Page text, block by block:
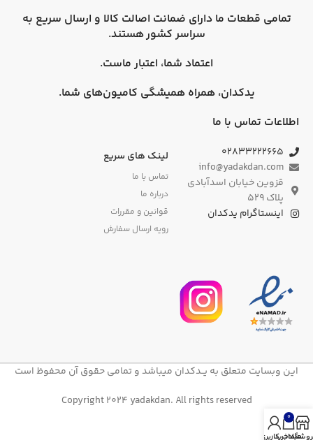
تمامی قطعات ما دارای ضمانت اصالت کالا و ارسال سریع به
سراسر کشورهستند.
اعتماد شما، اعتبار ماست.
یدکدان، همراه همیشگی کامیون‌های شما.
اطلاعات تماس با ما
۰۲۸۳۳۲۲۲۶۶۵
info@yadakdan.com
قزوین خیابان اسدآبادی
پلاک ۵۲۹
اینستاگرام یدکدان
لینک های سریع
تماس با ما
درباره ما
قوانین و مقررات
رویه ارسال سفارش
این وبسایت متعلق به یــدکدان میباشد و تمامی حقوق آن محفوظ است
Copyright 2024 yadakdan. All rights reserved
0
سبد خرید
حساب کاربری من